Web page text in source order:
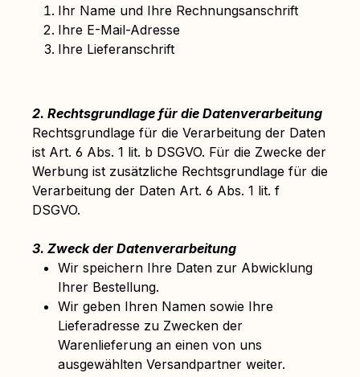
Ihr Name und Ihre Rechnungsanschrift
Ihre E-Mail-Adresse
Ihre Lieferanschrift
2. Rechtsgrundlage für die Datenverarbeitung
Rechtsgrundlage für die Verarbeitung der Daten
ist Art. 6 Abs. 1 lit. b DSGVO. Für die Zwecke der
Werbung ist zusätzliche Rechtsgrundlage für die
Verarbeitung der Daten Art. 6 Abs. 1 lit. f
DSGVO.
3. Zweck der Datenverarbeitung
Wir speichern Ihre Daten zur Abwicklung
Ihrer Bestellung.
Wir geben Ihren Namen sowie Ihre
Lieferadresse zu Zwecken der
Warenlieferung an einen von uns
ausgewählten Versandpartner weiter.